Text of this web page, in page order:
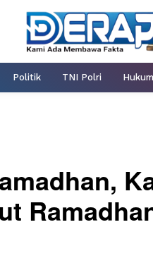
Politik TNI Polri